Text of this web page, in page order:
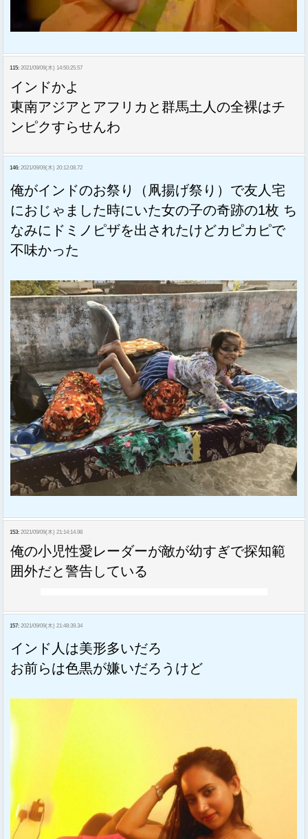
115: 2021/09/09(木) 14:50:25.57
インドかよ
東南アジアとアフリカと群馬土人の全裸はチ
ンピクすらせんわ
146: 2021/09/09(木) 20:12:08.72
俺がインドのお祭り（凧揚げ祭り）で友人宅
におじゃました時にいた女の子の奇跡の1枚 ち
なみにドミノピザを出されたけどカピカピで
不味かった
153: 2021/09/09(木) 21:14:14.98
俺の小児性愛レーダーが敵が幼すぎで探知範
囲外だと警告している
157: 2021/09/09(木) 21:48:39.34
インド人は美形多いだろ
お前らは色黒が嫌いだろうけど